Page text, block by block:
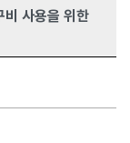
사용을 위한